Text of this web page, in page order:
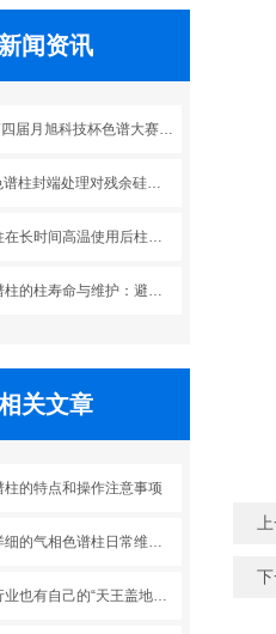
新闻资讯
7.20-8.3第四届月旭科技杯色谱大赛 万元大奖等你
C18液相色谱柱封端处理对残余硅羟基的屏蔽及峰拖尾改善效果
气相色谱柱在长时间高温使用后柱效下降的诊断与切割修复技术
阳离子色谱柱的柱寿命与维护：避免过渡金属污染与柱性能下降
关文章
柱的特点和操作注意事项
提供一份详细的气相色谱柱日常维护清单
分析检测行业也有自己的“天王盖地虎”，这些黑话你都能懂什么意思吗？
下